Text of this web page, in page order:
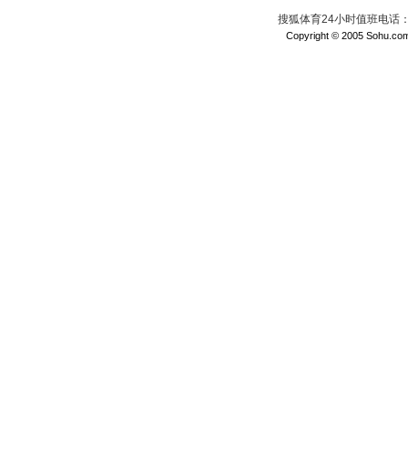
搜狐体育24小时值班电话
Copyright © 2005